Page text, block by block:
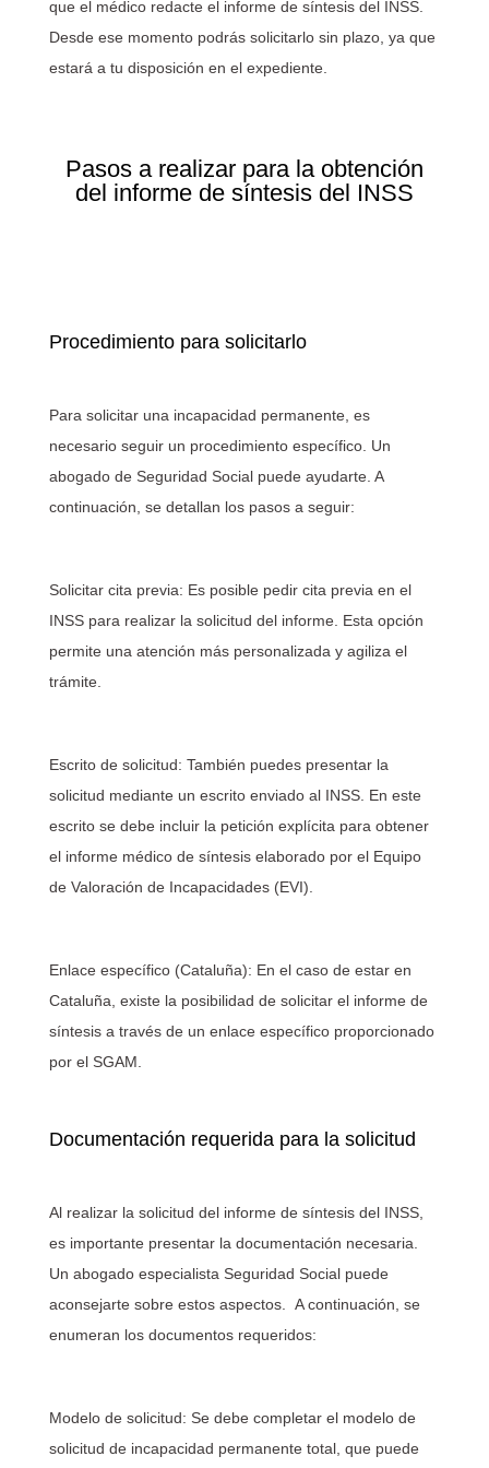
que el médico redacte el informe de síntesis del INSS.
Desde ese momento podrás solicitarlo sin plazo, ya que
estará a tu disposición en el expediente.
Pasos a realizar para la obtención
del informe de síntesis del INSS
Procedimiento para solicitarlo
Para solicitar una incapacidad permanente, es
necesario seguir un procedimiento específico. Un
abogado de Seguridad Social puede ayudarte. A
continuación, se detallan los pasos a seguir:
Solicitar cita previa: Es posible pedir cita previa en el
INSS para realizar la solicitud del informe. Esta opción
permite una atención más personalizada y agiliza el
trámite.
Escrito de solicitud: También puedes presentar la
solicitud mediante un escrito enviado al INSS. En este
escrito se debe incluir la petición explícita para obtener
el informe médico de síntesis elaborado por el Equipo
de Valoración de Incapacidades (EVI).
Enlace específico (Cataluña): En el caso de estar en
Cataluña, existe la posibilidad de solicitar el informe de
síntesis a través de un enlace específico proporcionado
por el SGAM.
Documentación requerida para la solicitud
Al realizar la solicitud del informe de síntesis del INSS,
es importante presentar la documentación necesaria.
Un abogado especialista Seguridad Social puede
aconsejarte sobre estos aspectos. A continuación, se
enumeran los documentos requeridos:
Modelo de solicitud: Se debe completar el modelo de
solicitud de incapacidad permanente total, que puede